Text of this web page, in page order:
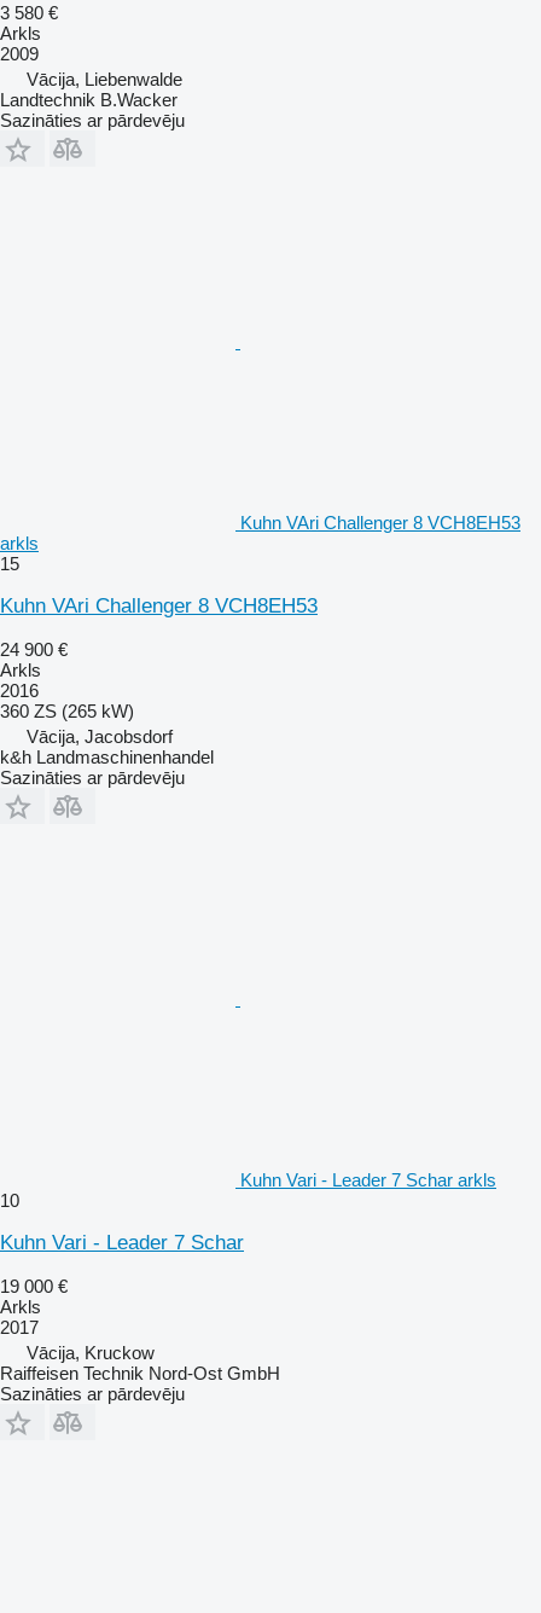
3 580 €
Arkls
2009
Vācija, Liebenwalde
Landtechnik B.Wacker
Sazināties ar pārdevēju
Kuhn VAri Challenger 8 VCH8EH53
arkls
15
Kuhn VAri Challenger 8 VCH8EH53
24 900 €
Arkls
2016
360 ZS (265 kW)
Vācija, Jacobsdorf
k&h Landmaschinenhandel
Sazināties ar pārdevēju
Kuhn Vari - Leader 7 Schar arkls
10
Kuhn Vari - Leader 7 Schar
19 000 €
Arkls
2017
Vācija, Kruckow
Raiffeisen Technik Nord-Ost GmbH
Sazināties ar pārdevēju